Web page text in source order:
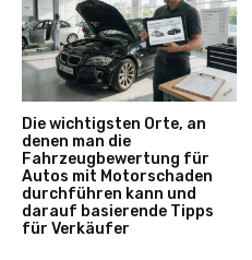
Die wichtigsten Orte, an
denen man die
Fahrzeugbewertung für
Autos mit Motorschaden
durchführen kann und
darauf basierende Tipps
für Verkäufer